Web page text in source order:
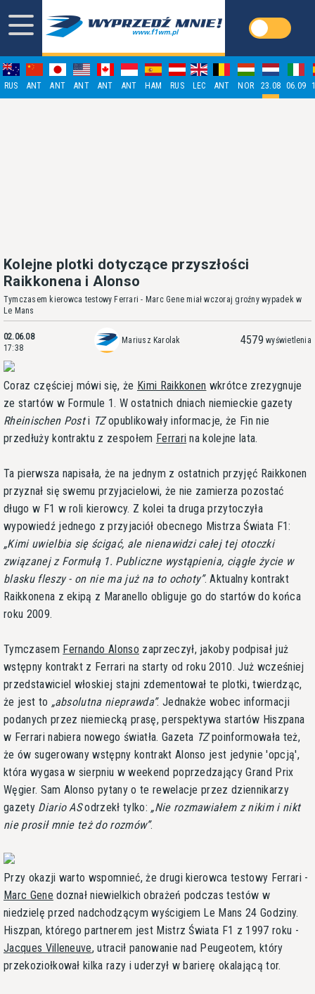
RUS ANT ANT ANT ANT ANT HAM RUS LEC ANT NOR 23.08 06.09
Kolejne plotki dotyczące przyszłości
Raikkonena i Alonso
Tymczasem kierowca testowy Ferrari - Marc Gene miał wczoraj groźny wypadek w
Le Mans
02.06.08
17:38
Mariusz Karolak 4579 wyświetlenia
Coraz częściej mówi się, że Kimi Raikkonen wkrótce zrezygnuje
ze startów w Formule 1. W ostatnich dniach niemieckie gazety
Rheinischen Posti TZopublikowały informacje, że Fin nie
przedłuży kontraktu z zespołem Ferrari na kolejne lata.
Ta pierwsza napisała, że na jednym z ostatnich przyjęć Raikkonen
przyznał się swemu przyjacielowi, że nie zamierza pozostać
długo w F1 w roli kierowcy. Z kolei ta druga przytoczyła
wypowiedź jednego z przyjaciół obecnego Mistrza Świata F1:
Kimi uwielbia się ścigać, ale nienawidzi całej tej otoczki
związanej z Formułą 1. Publiczne wystąpienia, ciągłe życie w
blasku fleszy - on nie ma już na to ochoty . Aktualny kontrakt
Raikkonena z ekipą z Maranello obliguje go do startów do końca
roku 2009.
Tymczasem Fernando Alonso zaprzeczył, jakoby podpisał już
wstępny kontrakt z Ferrari na starty od roku 2010. Już wcześniej
przedstawiciel włoskiej stajni zdementował te plotki, twierdząc,
że jest to absolutna nieprawda . Jednakże wobec informacji
podanych przez niemiecką prasę, perspektywa startów Hiszpana
w Ferrari nabiera nowego światła. Gazeta TZpoinformowała też,
że ów sugerowany wstępny kontrakt Alonso jest jedynie 'opcją',
która wygasa w sierpniu w weekend poprzedzający Grand Prix
Węgier. Sam Alonso pytany o te rewelacje przez dziennikarzy
gazety Diario ASodrzekł tylko:
Nie rozmawiałem z nikim i nikt
nie prosił mnie też do rozmów .
Przy okazji warto wspomnieć, że drugi kierowca testowy Ferrari -
Marc Gene doznał niewielkich obrażeń podczas testów w
niedzielę przed nadchodzącym wyścigiem Le Mans 24 Godziny.
Hiszpan, którego partnerem jest Mistrz Świata F1 z 1997 roku -
Jacques Villeneuve, utracił panowanie nad Peugeotem, który
przekoziołkował kilka razy i uderzył w barierę okalającą tor.